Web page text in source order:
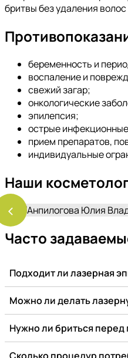
бритвы без удаления
беременность и
воспаление и
свежий загар;
онкологические
эпилепсия;
острые
прием препаратов,
индивидуальные
Наши
‹
Часто
Подходит ли лазерная
Можно ли делать
Нужно ли бриться